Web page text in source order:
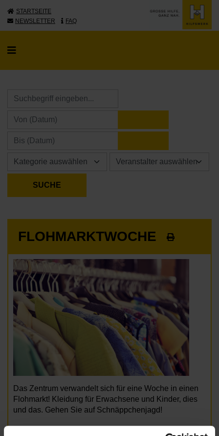
STARTSEITE
NEWSLETTER
FAQ
FLOHMARKTWOCHE
Das Zentrum verwandelt sich für eine Woche in einen
Flohmarkt! Kleidung für Erwachsene und Kinder, dies
und das. Gehen Sie auf Schnäppchenjagd!